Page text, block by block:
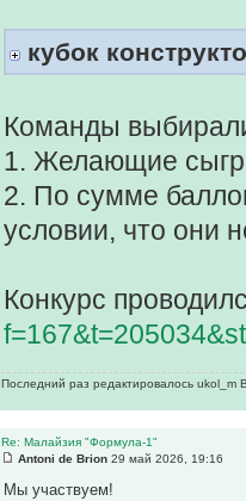
кубок
Команды
1. Желающие
2. По сумме
условии, что они
Конкурс
Последний раз редактировалось ukol_m
Re: Малайзия "Формула-1"
Antoni de Brion 29 май 2026, 19:16
Мы участвуем!